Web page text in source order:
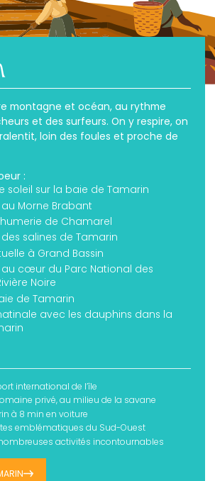
montagne et océan, au rythme
et des surfeurs. On y respire, on
loin des foules et proche de
:
soleil sur la baie de Tamarin
Morne Brabant
de Chamarel
salines de Tamarin
à Grand Bassin
cœur du Parc National des
Noire
de Tamarin
avec les dauphins dans la
international de l’île
privé, au milieu de la savane
à 8 min en voiture
emblématiques du Sud-Ouest
activités incontournables